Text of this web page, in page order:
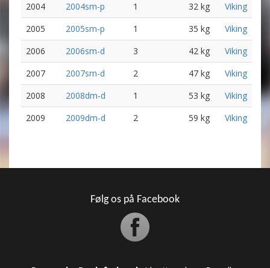
2004 2004sm-p 1 32 kg
Viking
2005
2005sm-p 1 35 kg
Viking
2006
2006sm-d 3 42 kg
Viking
2007
2007sm-d 2 47 kg
Viking
2008
2008dm-d 1 53 kg
Viking
2009
2009dm-d 2 59 kg Viking
Følg os på Facebook